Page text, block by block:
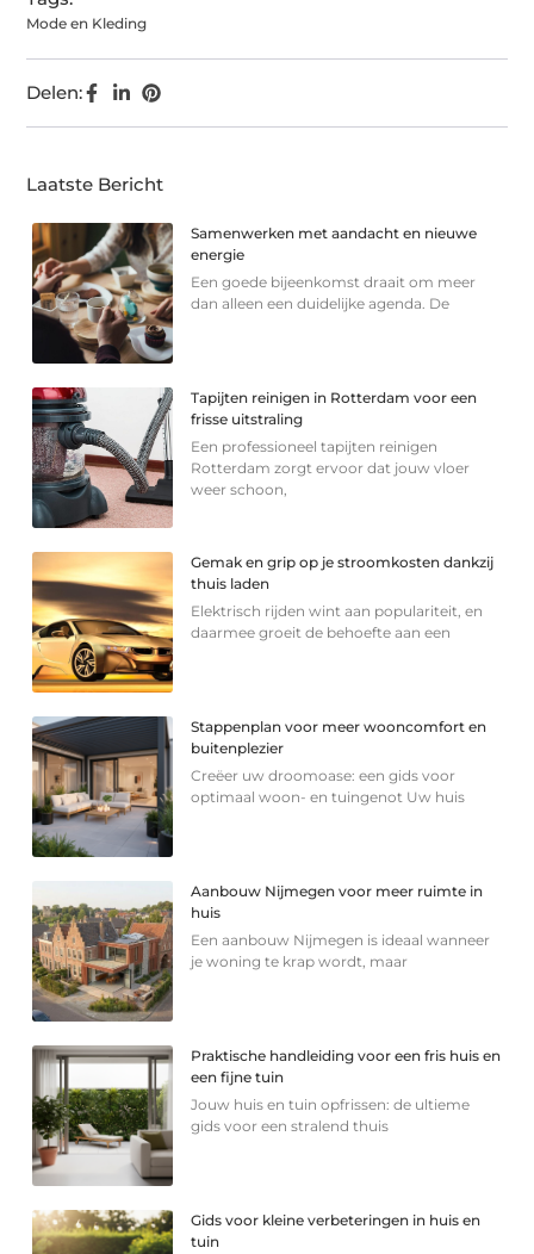
Mode en Kleding
Delen:
Laatste Bericht
Samenwerken met aandacht en nieuwe
energie
Een goede bijeenkomst draait om meer
dan alleen een duidelijke agenda. De
Tapijten reinigen in Rotterdam voor een
frisse uitstraling
Een professioneel tapijten reinigen
Rotterdam zorgt ervoor dat jouw vloer
weer schoon,
Gemak en grip op je stroomkosten dankzij
thuis laden
Elektrisch rijden wint aan populariteit, en
daarmee groeit de behoefte aan een
Stappenplan voor meer wooncomfort en
buitenplezier
Creëer uw droomoase: een gids voor
optimaal woon- en tuingenot Uw huis
Aanbouw Nijmegen voor meer ruimte in
huis
Een aanbouw Nijmegen is ideaal wanneer
je woning te krap wordt, maar
Praktische handleiding voor een fris huis en
een fijne tuin
Jouw huis en tuin opfrissen: de ultieme
gids voor een stralend thuis
Gids voor kleine verbeteringen in huis en
tuin